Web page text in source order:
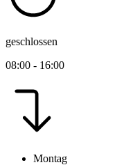
geschlossen
08:00 - 16:00
Montag